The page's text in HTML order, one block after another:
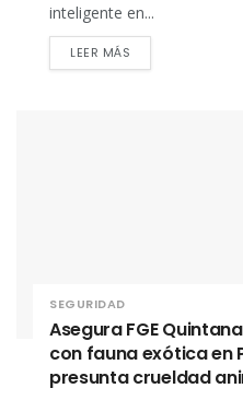
inteligente en...
LEER MÁS
SEGURIDAD
Asegura FGE
con fauna exótica en
presunta crueldad